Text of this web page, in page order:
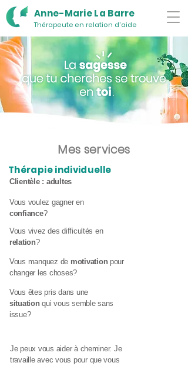
Anne-Marie La Barre
Thérapeute en relation d'aide
Mes services
Thérapie individuelle
Clientèle : adultes
Vous voulez gagner en
confiance?
Je peux vous aider à cheminer. Je
travaille avec vous pour que vous
Vous vivez des difficultés en
relation?
Vous manquez de motivation pour
changer les choses?
Vous êtes pris dans une
situationqui vous semble sans
issue?